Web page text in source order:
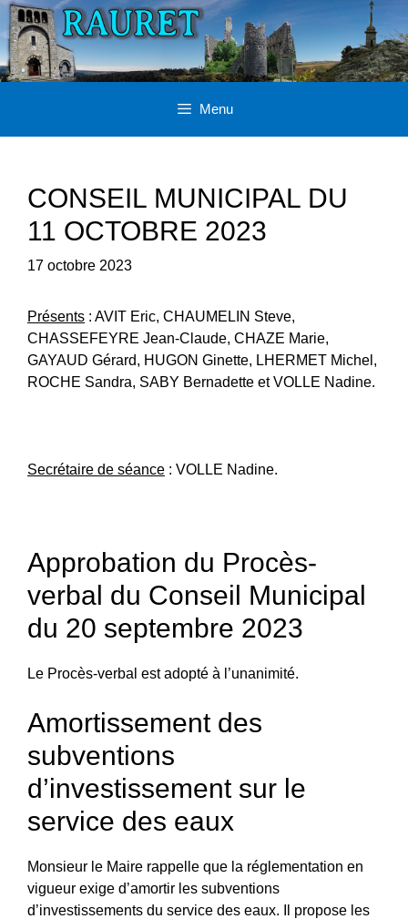
Aller
au
contenu
Menu
CONSEIL MUNICIPAL DU
11 OCTOBRE 2023
17 octobre 2023
Présents : AVIT Eric, CHAUMELIN Steve,
CHASSEFEYRE Jean-Claude, CHAZE Marie,
GAYAUD Gérard, HUGON Ginette, LHERMET Michel,
ROCHE Sandra, SABY Bernadette et VOLLE Nadine.
Secrétaire de séance : VOLLE Nadine.
Approbation du Procès-
verbal du Conseil Municipal
du 20 septembre 2023
Le Procès-verbal est adopté à l’unanimité.
Amortissement des
subventions
d’investissement sur le
service des eaux
Monsieur le Maire rappelle que la réglementation en
vigueur exige d’amortir les subventions
d’investissements du service des eaux. Il propose les